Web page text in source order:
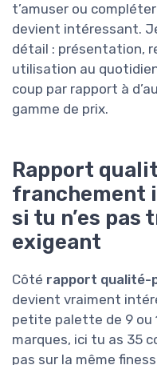
t’amuser ou
devient intéressant.
détail : présentation,
utilisation au
coup par rapport à
gamme de prix.
Rapport
franchement
si tu n’es pas
exigeant
Côté rapport qualité-
devient vraiment
petite palette de 9 ou
marques, ici tu as 35
pas sur la même